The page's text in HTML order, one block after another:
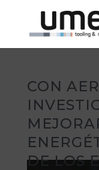
CON
DE LOS